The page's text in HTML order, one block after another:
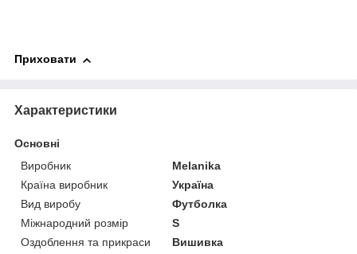
Приховати
Характеристики
Основні
Виробник
Melanika
Країна виробник
Україна
Вид виробу
Футболка
Міжнародний розмір
S
Оздоблення та прикраси
Вишивка